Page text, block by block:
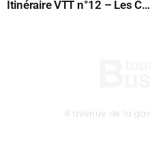
Itinéraire VTT n°12 – Les Charbonniers – départ: office de tourisme
8 avenue de la